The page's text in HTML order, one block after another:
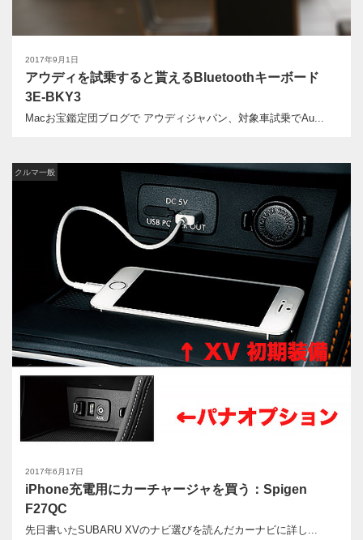
2017年9月1日
アウディを試乗すると貰えるBluetoothキーボード
3E-BKY3
Macお宝鑑定団ブログで アウディジャパン、対象車試乗でAu...
2017年6月17日
クルマ一般
iPhone充電用にカーチャージャを買う：Spigen
F27QC
先日書いたSUBARU XVのナビ選びを読んだカーナビに詳し...